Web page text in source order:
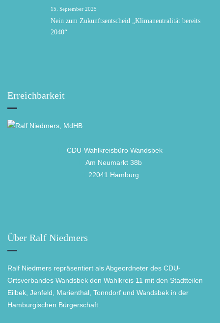
15. September 2025
Nein zum Zukunftsentscheid „Klimaneutralität bereits
2040“
Erreichbarkeit
CDU-Wahlkreisbüro Wandsbek
Am Neumarkt 38b
22041 Hamburg
Über Ralf Niedmers
Ralf Niedmers repräsentiert als Abgeordneter des CDU-
Ortsverbandes Wandsbek den Wahlkreis 11 mit den Stadtteilen
Eilbek, Jenfeld, Marienthal, Tonndorf und Wandsbek in der
Hamburgischen Bürgerschaft.